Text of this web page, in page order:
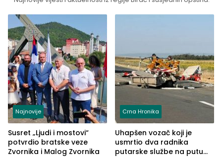
Najnovije
Susret „Ljudi i mostovi“
potvrdio bratske veze
Zvornika i Malog Zvornika
Crna Hronika
Uhapšen vozač koji je
usmrtio dva radnika
putarske službe na putu